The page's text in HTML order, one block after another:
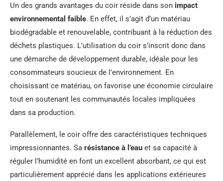
Un des grands avantages du coir réside dans son impact
environnemental faible. En effet, il s’agit d’un matériau
biodégradable et renouvelable, contribuant à la réduction des
déchets plastiques. L’utilisation du coir s’inscrit donc dans
une démarche de développement durable, idéale pour les
consommateurs soucieux de l’environnement. En
choisissant ce matériau, on favorise une économie circulaire
tout en soutenant les communautés locales impliquées
dans sa production.
Parallèlement, le coir offre des caractéristiques techniques
impressionnantes. Sa résistance à l’eau et sa capacité à
réguler l’humidité en font un excellent absorbant, ce qui est
particulièrement apprécié dans les applications extérieures